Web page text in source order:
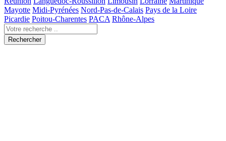
Mayotte Midi-Pyrénées Nord-Pas-de-Calais Pays de la Loire
Picardie Poitou-Charentes PACA Rhône-Alpes
Rechercher